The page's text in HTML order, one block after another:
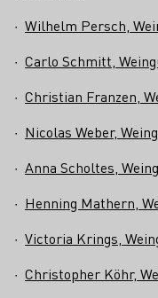
∙ Wilhelm Persch,
∙ Carlo Schmitt,
∙ Christian Franzen,
∙ Nicolas Weber,
∙ Anna Scholtes,
∙ Henning Mathern,
∙ Victoria Krings,
∙ Christopher Köhr,